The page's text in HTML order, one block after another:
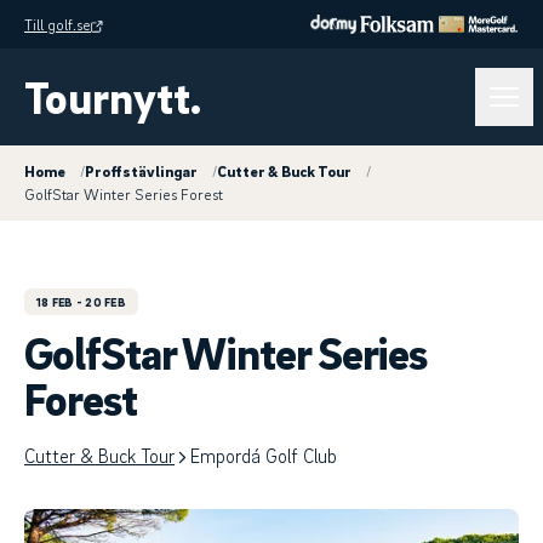
Till golf.se
Tournytt.
Home /Proffstävlingar /Cutter & Buck Tour
/
GolfStar Winter Series Forest
18 FEB - 20 FEB
GolfStar Winter Series
Forest
Cutter & Buck Tour Empordá Golf Club